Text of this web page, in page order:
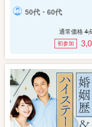
50代・60代
通常価格
初参加